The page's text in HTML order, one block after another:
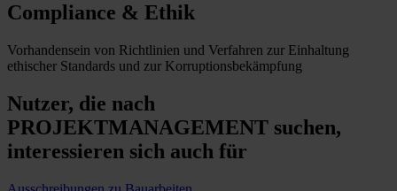
Compliance & Ethik
Vorhandensein von Richtlinien und Verfahren zur Einhaltung
ethischer Standards und zur Korruptionsbekämpfung
Nutzer, die nach
PROJEKTMANAGEMENT suchen,
interessieren sich auch für